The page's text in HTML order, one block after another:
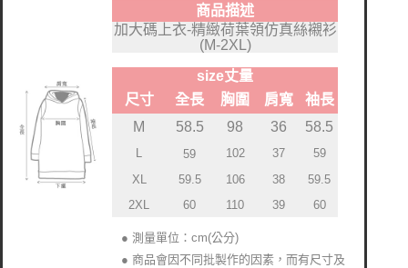
商品描述
加大碼上衣-精緻荷葉領仿真絲襯衫
(M-2XL)
size丈量
尺寸
全長 胸圍 肩寬
袖長
M
58.5 98 36 58.5
L 59 102 37
59
XL
59.5 106 38
59.5
2XL
60 110 39 60
● 測量單位：cm(公分)
● 商品會因不同批製作的因素，而有尺寸及